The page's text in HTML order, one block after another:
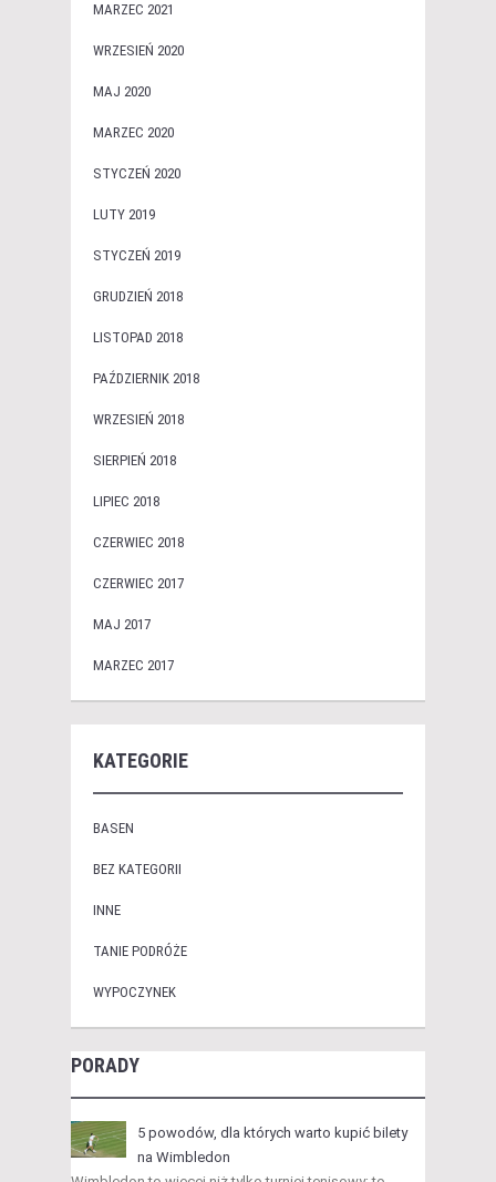
MARZEC 2021
WRZESIEŃ 2020
MAJ 2020
MARZEC 2020
STYCZEŃ 2020
LUTY 2019
STYCZEŃ 2019
GRUDZIEŃ 2018
LISTOPAD 2018
PAŹDZIERNIK 2018
WRZESIEŃ 2018
SIERPIEŃ 2018
LIPIEC 2018
CZERWIEC 2018
CZERWIEC 2017
MAJ 2017
MARZEC 2017
KATEGORIE
BASEN
BEZ KATEGORII
INNE
TANIE PODRÓŻE
WYPOCZYNEK
PORADY
5 powodów, dla których warto kupić bilety
na Wimbledon